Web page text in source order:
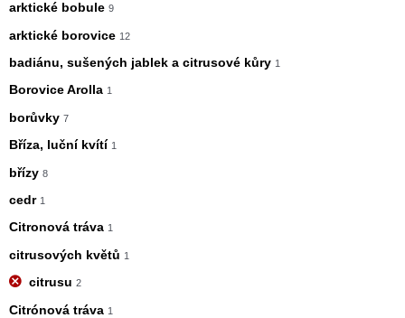
arktické bobule 9
arktické borovice 12
badiánu, sušených jablek a citrusové kůry 1
Borovice Arolla 1
borůvky 7
Bříza, luční kvítí 1
břízy 8
cedr 1
Citronová tráva 1
citrusových květů 1
citrusu 2
Citrónová tráva 1